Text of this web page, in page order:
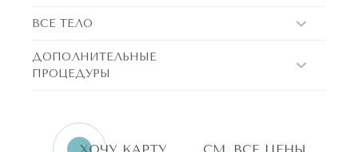
ВСЕ ТЕЛО
ДОПОЛНИТЕЛЬНЫЕ
ПРОЦЕДУРЫ
ХОЧУ КАРТУ СМ. ВСЕ ЦЕНЫ